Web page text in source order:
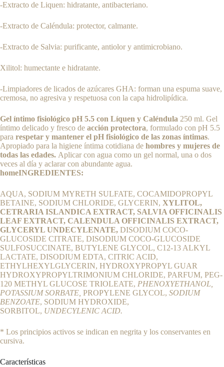
-Extracto de Liquen: hidratante, antibacteriano.
-Extracto de Caléndula: protector, calmante.
-Extracto de Salvia: purificante, antiolor y antimicrobiano.
Xilitol: humectante e hidratante.
-Limpiadores de licados de azúcares GHA: forman una espuma suave,
cremosa, no agresiva y respetuosa con la capa hidrolipídica.
Gel íntimo fisiológico pH 5.5 con Líquen y Caléndula 250 ml. Gel
íntimo delicado y fresco de acción protectora, formulado con pH 5.5
para respetar y mantener el pH fisiológico de las zonas íntimas.
Apropiado para la higiene íntima cotidiana de hombres y mujeres de
todas las edades. Aplicar con agua como un gel normal, una o dos
veces al día y aclarar con abundante agua.
homeINGREDIENTES:
AQUA, SODIUM MYRETH SULFATE, COCAMIDOPROPYL
BETAINE, SODIUM CHLORIDE, GLYCERIN, XYLITOL,
CETRARIA ISLANDICA EXTRACT, SALVIA OFFICINALIS
LEAF EXTRACT, CALENDULA OFFICINALIS EXTRACT,
GLYCERYL UNDECYLENATE, DISODIUM COCO-
GLUCOSIDE CITRATE, DISODIUM COCO-GLUCOSIDE
SULFOSUCCINATE, BUTYLENE GLYCOL, C12-13 ALKYL
LACTATE, DISODIUM EDTA, CITRIC ACID,
ETHYLHEXYLGLYCERIN, HYDROXYPROPYL GUAR
HYDROXYPROPYLTRIMONIUM CHLORIDE, PARFUM, PEG-
120 METHYL GLUCOSE TRIOLEATE, PHENOXYETHANOL,
POTASSIUM SORBATE, PROPYLENE GLYCOL, SODIUM
BENZOATE, SODIUM HYDROXIDE,
SORBITOL, UNDECYLENIC ACID.
* Los principios activos se indican en negrita y los conservantes en
cursiva.
Características